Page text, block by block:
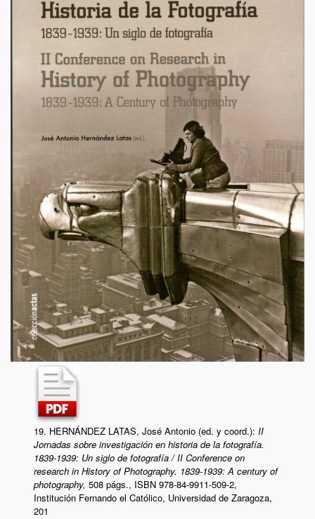
19. HERNÁNDEZ LATAS, José Antonio (ed. y coord.): II
Jornadas sobre investigación en historia de la fotografía.
1839-1939: Un siglo de fotografía / II Conference on
research in History of Photography. 1839-1939: A century of
photography,508 págs., ISBN 978-84-9911-509-2,
Institución Fernando el Católico, Universidad de Zaragoza,
201